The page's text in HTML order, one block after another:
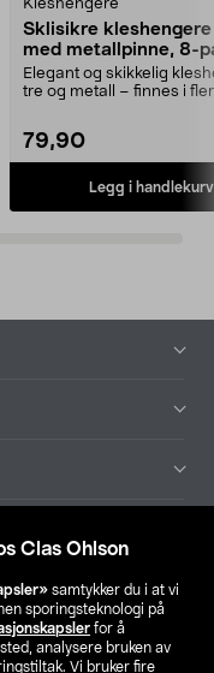
Clas Ohlson
samtykker du i at vi
sporingsteknologi på
for å
analysere bruken av
Vi bruker fire
Kleshengere
Sklisikre
med metallpinne, 8-
Elegant og skikkelig
tre og metall – finnes i
79,90
Legg i handlekurv